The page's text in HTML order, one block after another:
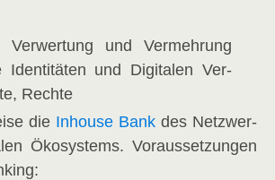
Ver­wer­tung und Ver­meh­rung
Iden­ti­tä­ten und Digi­ta­len Ver­
Rechte
die Inhouse Bank des Netz­wer­
Öko­sys­tems. Vor­aus­set­zun­gen